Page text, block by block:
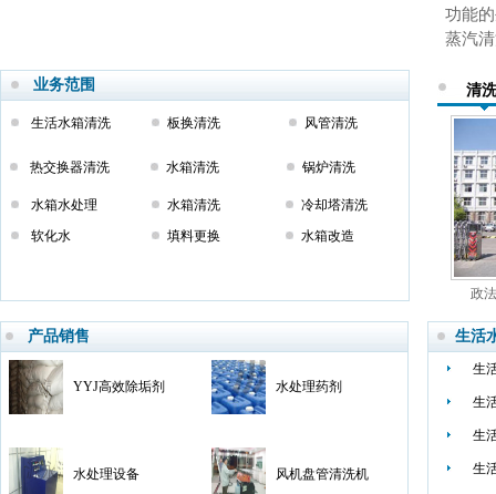
功能
蒸汽
业务范围
生活水箱清洗 板换清洗 风管清洗
热交换器清洗 水箱清洗 锅炉清洗
水箱水处理 水箱清洗
冷却塔清洗
软化水
填料更换 水箱改造
清
政
产品销售
YYJ高效除垢剂 水处理药剂
水处理设备 风机盘管清洗机
生活
生
生
生
生